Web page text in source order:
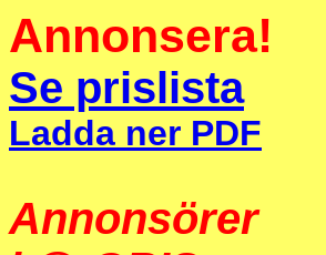
Annonsera!
Se prislista
Ladda ner PDF
Annonsörer